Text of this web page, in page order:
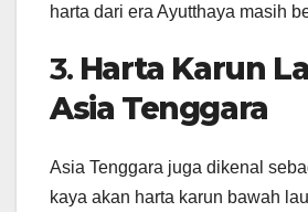
harta dari era Ayutthaya masih
3. Harta Karun
Asia Tenggara
Asia Tenggara juga dikenal
kaya akan harta karun bawah